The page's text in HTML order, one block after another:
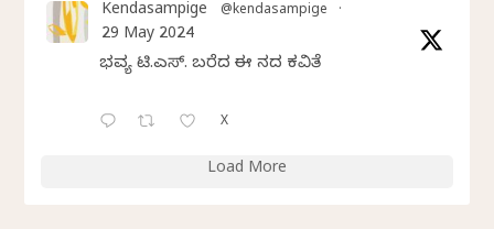
Kendasampige @kendasampige ·
29 May 2024
ಭವ್ಯ ಟಿ.ಎಸ್. ಬರೆದ ಈ ದಿನದ ಕವಿತೆ
X
Load More